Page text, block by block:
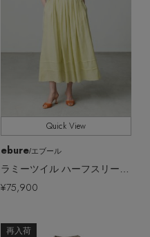
Quick View
ebure/エブール
ラミーツイル ハーフスリーブワンピース
¥75,900
再入荷